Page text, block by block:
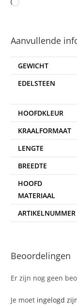
Aanvullende
GEWICHT
EDELSTEEN
HOOFDKLEUR
KRAALFORMAAT
LENGTE
BREEDTE
HOOFD
MATERIAAL
ARTIKELNUMMER
Beoordelingen
Er zijn nog geen
Je moet ingelogd